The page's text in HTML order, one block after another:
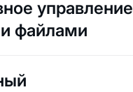
управление
файлами